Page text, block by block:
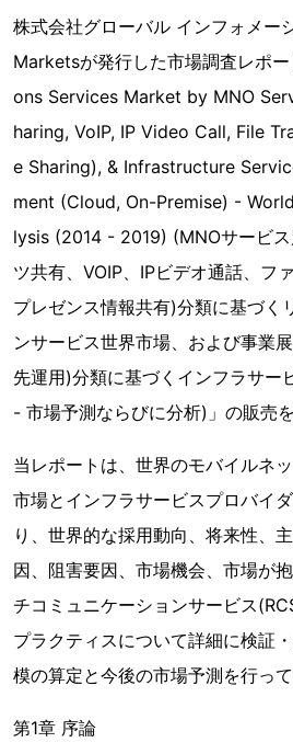
株式会社グローバル インフォメー
Marketsが発行した市場調査レポ
ons Services Market by MNO
haring, VoIP, IP Video Call, File
e Sharing), & Infrastructure
ment (Cloud, On-Premise) -
lysis (2014 - 2019) (MNOサービ
ツ共有、VOIP、IPビデオ通話、フ
プレゼンス情報共有)分類に基づく
ンサービス世界市場、および事業
先運用)分類に基づくインフラサー
- 市場予測ならびに分析)」の販売
当レポートは、世界のモバイルネ
市場とインフラサービスプロバイ
り、世界的な採用動向、将来性、
因、阻害要因、市場機会、市場が
チコミュニケーションサービス
プラクティスについて詳細に検証
模の算定と今後の市場予測を行って
第1章 序論